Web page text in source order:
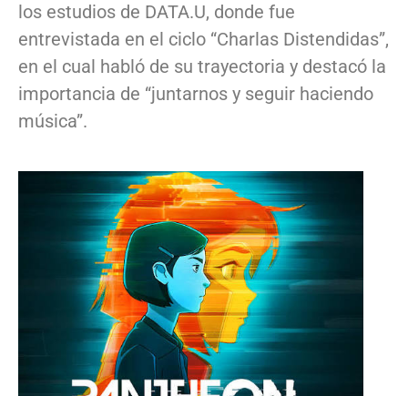
los estudios de DATA.U, donde fue
entrevistada en el ciclo “Charlas Distendidas”,
en el cual habló de su trayectoria y destacó la
importancia de “juntarnos y seguir haciendo
música”.